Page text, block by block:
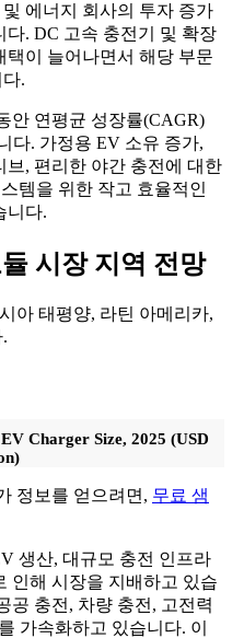
에너지 회사의 투자 증가
. DC 고속 충전기 및 확장
이 늘어나면서 해당 부문
.
안 연평균 성장률(CAGR)
다. 가정용 EV 소유 증가,
, 편리한 야간 충전에 대한
템을 위한 작고 효율적인
니다.
시장 지역 전망
아 태평양, 라틴 아메리카,
Charger Size, 2025 (USD
정보를 얻으려면, 무료 샘
생산, 대규모 충전 인프라
인해 시장을 지배하고 있습
공 충전, 차량 충전, 고전력
가속화하고 있습니다. 이